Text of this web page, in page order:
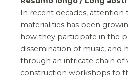
In recent decades, attention
materialities has been
how they participate in the
dissemination of music, and
through an intricate chain of
construction workshops to